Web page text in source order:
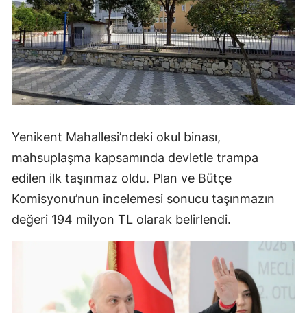
Yenikent Mahallesi’ndeki okul binası,
mahsuplaşma kapsamında devletle trampa
edilen ilk taşınmaz oldu. Plan ve Bütçe
Komisyonu’nun incelemesi sonucu taşınmazın
değeri 194 milyon TL olarak belirlendi.